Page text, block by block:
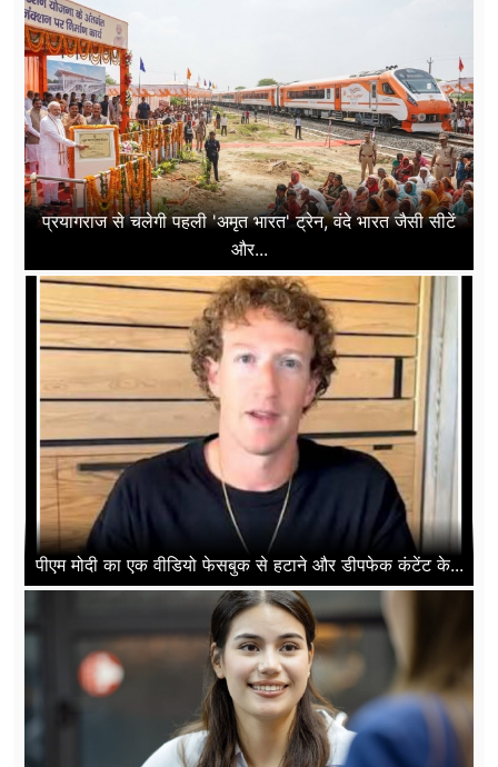
प्रयागराज से चलेगी पहली 'अमृत भारत' ट्रेन, वंदे भारत जैसी सीटें
और...
पीएम मोदी का एक वीडियो फेसबुक से हटाने और डीपफेक कंटेंट के...